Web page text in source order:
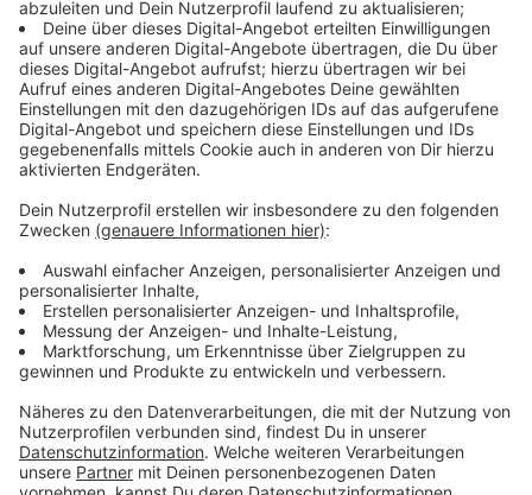
Anzeige
Ab dem 19. Mai können Familien sich ihren
Ranzen aussuchen
Anzeige
Ab Dienstag, dem 19. Mai, geht es in die Ausgabe.
Familien können sich dann im Rotkreuz-Shop „Kreuz
und Quer" in der Apollopassage ihren Ranzen
aussuchen. Der Shop hat montags, dienstags,
geöffnet – donnerstags von 15 bis 17 Uhr. Ein Ranzen
kostet dort fünf Euro als Schutzgebühr. Wer einen
Gutschein von der Tafel Wesel hat, bekommt den